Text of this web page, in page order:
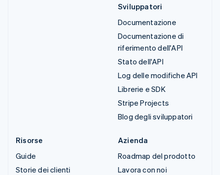
Sviluppatori
Documentazione
Documentazione di
riferimento dell'API
Stato dell'API
Log delle modifiche API
Librerie e SDK
Stripe Projects
Blog degli sviluppatori
Risorse
Guide
Storie dei clienti
Azienda
Roadmap del prodotto
Lavora con noi